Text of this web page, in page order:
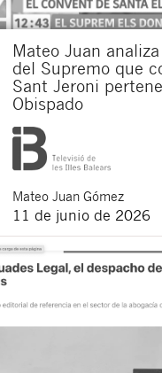
Mateo Juan
del Supremo que
Sant Jeroni
Obispado
Mateo Juan Gómez
11 de junio de 2026